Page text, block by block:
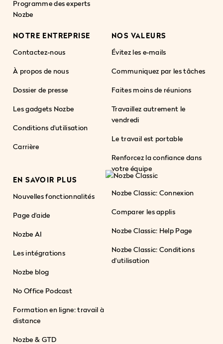
Programme des experts
Nozbe
NOTRE ENTREPRISE
Contactez-nous
À propos de nous
Dossier de presse
Les gadgets Nozbe
Conditions d'utilisation
Carrière
NOS VALEURS
Évitez les e-mails
Communiquez par les tâches
Faites moins de réunions
Travaillez autrement le
vendredi
Le travail est portable
Renforcez la confiance dans
votre équipe
EN SAVOIR PLUS
Nouvelles fonctionnalités
Page d'aide
Nozbe AI
Les intégrations
Nozbe blog
No Office Podcast
Formation en ligne: travail à
distance
Nozbe & GTD
Nozbe Classic: Connexion
Comparer les applis
Nozbe Classic: Help Page
Nozbe Classic: Conditions
d'utilisation